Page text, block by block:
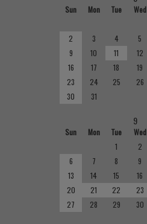
Sun Mon Tue Wed
2
3 4 5
9
10 11 12
16
17 18 19
23
24 25 26
30
31
9
Sun Mon Tue Wed
1
2
6
7 8 9
13
14 15 16
20
21 22 23
27
28 29 30